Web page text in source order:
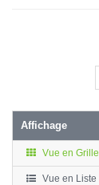
Affichage
Vue en Grille
Vue en Liste